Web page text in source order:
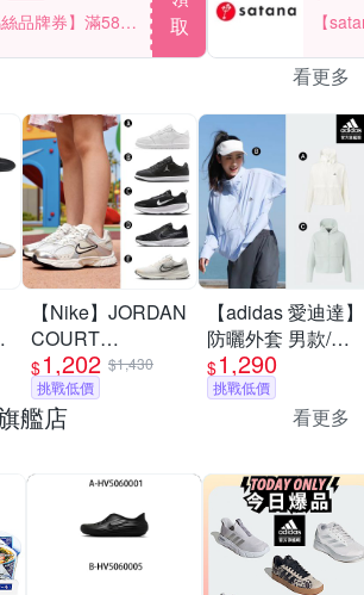
絲品牌券】滿580
！
取
【
一件
看更多
【Nike】JORDAN
COURT
CONNECT LOW
休閒鞋 慢跑鞋 運
動鞋 男女/大童 A-
款
$1,202 $1,430
挑戰低價
【adidas 愛迪達】
防曬外套 男款/女
款 (多款任選)
$1,290
挑戰低價
艦店 看更多